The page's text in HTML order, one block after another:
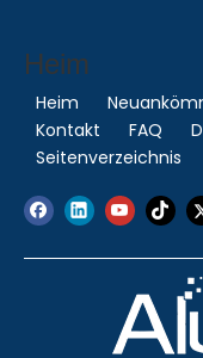
Heim
Heim
Kontakt
FAQ
Seitenverzeichnis